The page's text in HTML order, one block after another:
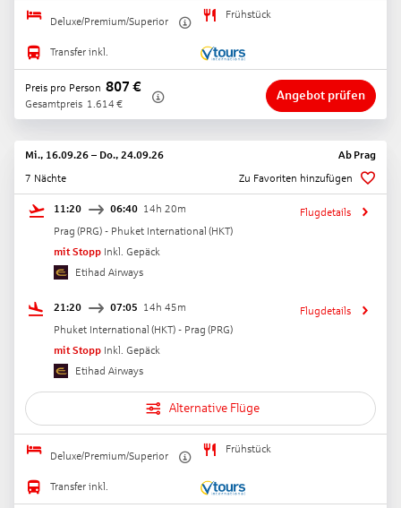
Deluxe/Premium/Superior
Frühstück
Transfer inkl.
Preis pro Person 807 €
Gesamtpreis 1.614 €
Angebot prüfen
Mi., 16.09.26 – Do., 24.09.26 Ab Prag
7 Nächte
Zu Favoriten hinzufügen
11:20 06:40 14h 20m
Prag (PRG) - Phuket International (HKT)
mit Stopp Inkl. Gepäck
Etihad Airways
Flugdetails
21:20 07:05 14h 45m
Phuket International (HKT) - Prag (PRG)
mit Stopp Inkl. Gepäck
Etihad Airways
Flugdetails
Alternative Flüge
Deluxe/Premium/Superior
Frühstück
Transfer inkl.